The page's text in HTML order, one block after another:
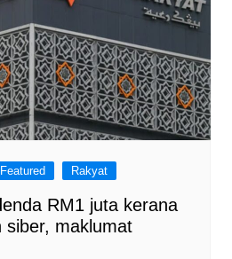
Featured Rakyat
RM1 juta kerana
siber, maklumat